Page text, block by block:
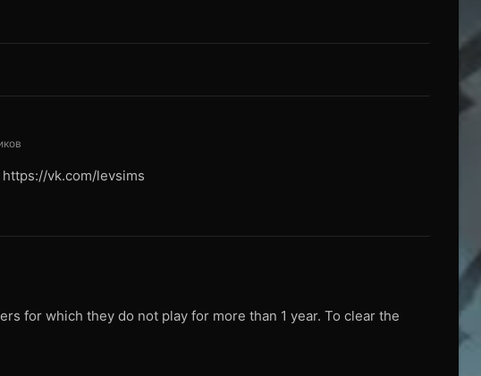
vk.com/levsims
for which they do not play for more than 1 year. To clear the